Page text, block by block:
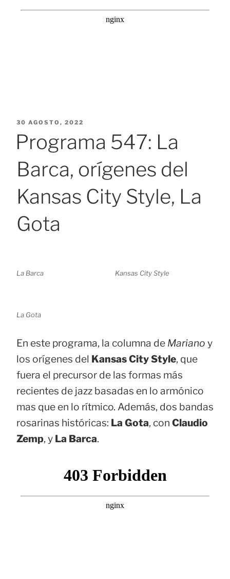
PUBLICADO
30 AGOSTO, 2022
Programa 547: La
Barca, orígenes del
Kansas City Style, La
Gota
La Barca Kansas City Style
La Gota
En este programa, la columna de Mariano y
los orígenes del Kansas City Style, que
fuera el precursor de las formas más
recientes de jazz basadas en lo armónico
mas que en lo rítmico. Además, dos bandas
rosarinas históricas: La Gota, con Claudio
Zemp, y La Barca.